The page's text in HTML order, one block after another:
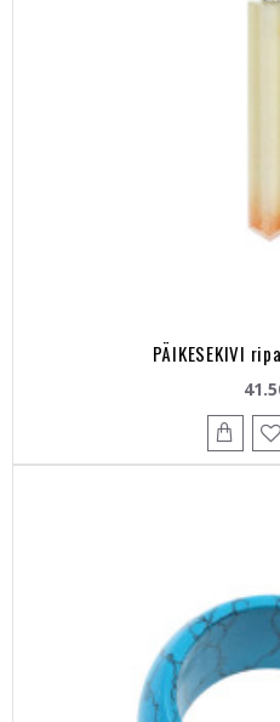
PÄIKESEKIVI